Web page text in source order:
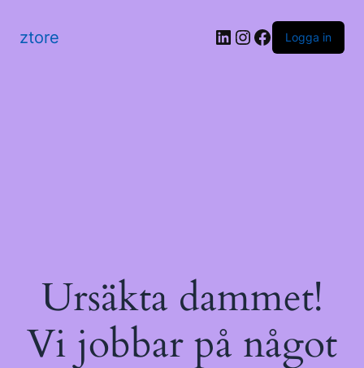
ztore LinkedIn
Instagram
Facebook
Logga in
Ursäkta dammet!
Vi jobbar på något